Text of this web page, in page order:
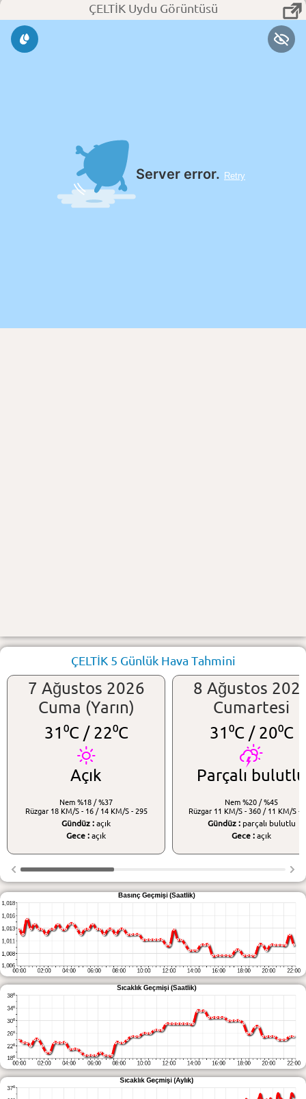
ÇELTİK Uydu Görüntüsü
ÇELTİK 5 Günlük Hava Tahmini
7 Ağustos 2026
Cuma (Yarın)
31⁰C /22⁰C
Açık
Nem %18 / %37
Rüzgar 18 KM/S - 16 / 14 KM/S - 295
Gündüz : açık
Gece : açık
8 Ağustos
Cumartesi
31⁰C /20⁰C
Parçalı bulutlu
Nem %20 / %45
Rüzgar 11 KM/S - 360 / 11 KM/S -
Gündüz :parçalı bulutlu
Gece : açık